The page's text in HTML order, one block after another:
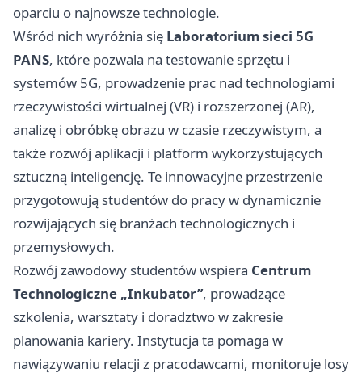
oparciu o najnowsze technologie.
Wśród nich wyróżnia się Laboratorium sieci 5G
PANS, które pozwala na testowanie sprzętu i
systemów 5G, prowadzenie prac nad technologiami
rzeczywistości wirtualnej (VR) i rozszerzonej (AR),
analizę i obróbkę obrazu w czasie rzeczywistym, a
także rozwój aplikacji i platform wykorzystujących
sztuczną inteligencję. Te innowacyjne przestrzenie
przygotowują studentów do pracy w dynamicznie
rozwijających się branżach technologicznych i
przemysłowych.
Rozwój zawodowy studentów wspiera Centrum
Technologiczne „Inkubator”, prowadzące
szkolenia, warsztaty i doradztwo w zakresie
planowania kariery. Instytucja ta pomaga w
nawiązywaniu relacji z pracodawcami, monitoruje losy